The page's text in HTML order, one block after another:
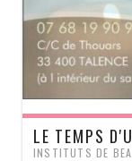
LE TEMPS
INSTITUTS DE